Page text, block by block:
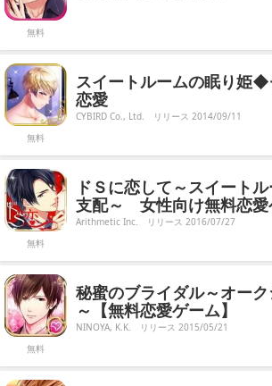
無料
無料
スイートルームの眠り姫
恋愛
CYBIRD Co., Ltd. リリース 2014/09/11
無料
ドＳに恋して～スイート
支配～ 女性向け無料恋愛
Arithmetic Inc. リリース 2016/07/27
無料
秘蜜のブライダル～オー
～【無料恋愛ゲーム】
NINOYA, K.K. リリース 2015/05/21